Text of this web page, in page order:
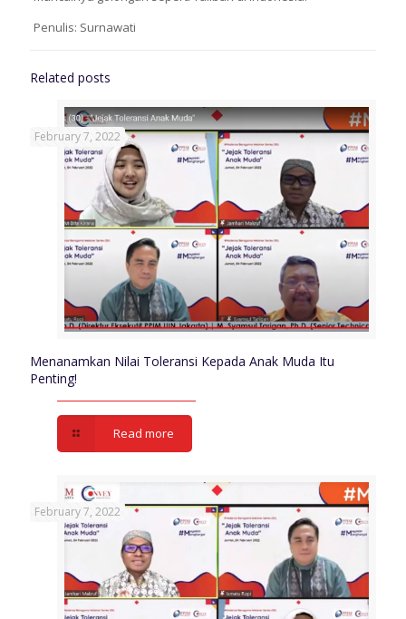
Penulis: Surnawati
Related posts
February 7, 2022
Menanamkan Nilai Toleransi Kepada Anak Muda Itu
Penting!
Read more
February 7, 2022